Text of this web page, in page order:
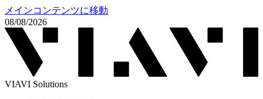
メインコンテンツに移動
08/08/2026
VIAVI Solutions